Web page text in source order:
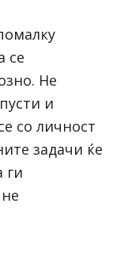
се
Не
и
со личност
задачи ќе
ги